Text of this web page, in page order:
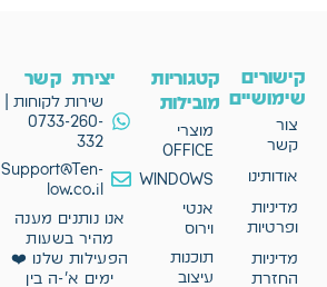
קישורים
שימושיים
צור
קשר
אודותינו
מדיניות
ופרטיות
מדיניות
החזרת
קטגוריות
מובילות
מוצרי
OFFICE
WINDOWS
אנטי
וירוס
תוכנות
עיצוב
יצירת קשר
שירות לקוחות |
0733-260-
332
Support@Ten-
low.co.il
אנו נותנים מענה
מהיר בשעות
הפעילות שלנו ❤️
ימים א'-ה בין